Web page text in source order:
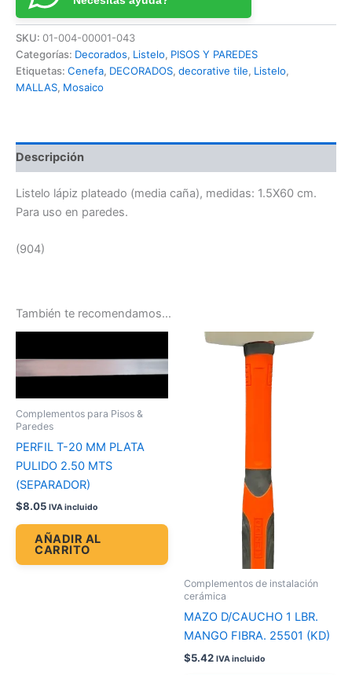
SKU: 01-004-00001-043
Categorías: Decorados, Listelo, PISOS Y PAREDES
Etiquetas: Cenefa, DECORADOS, decorative tile, Listelo,
MALLAS, Mosaico
Descripción
Listelo lápiz plateado (media caña), medidas: 1.5X60 cm.
Para uso en paredes.
(904)
También te recomendamos…
Complementos para Pisos &
Paredes
PERFIL T-20 MM PLATA
PULIDO 2.50 MTS
(SEPARADOR)
$8.05 IVA incluido
AÑADIR AL
CARRITO
Complementos de instalación
cerámica
MAZO D/CAUCHO 1 LBR.
MANGO FIBRA. 25501 (KD)
$5.42 IVA incluido